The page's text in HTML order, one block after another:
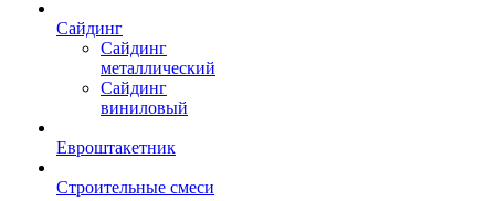
Сайдинг
Сайдинг
металлический
Сайдинг
виниловый
Евроштакетник
Строительные смеси